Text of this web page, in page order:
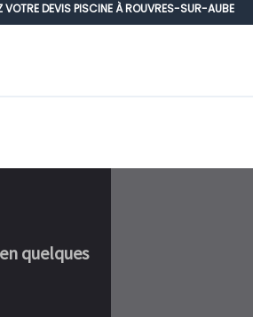
VOTRE DEVIS PISCINE À ROUVRES-SUR-AUBE
quelques